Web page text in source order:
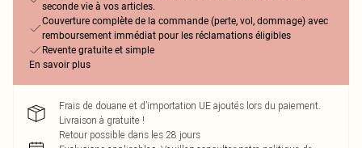
seconde vie à vos articles.
Couverture complète de la commande (perte, vol, dommage) avec
remboursement immédiat pour les réclamations éligibles
Revente gratuite et simple
En savoir plus
Frais de douane et d’importation UE ajoutés lors du paiement.
Livraison à gratuite !
Retour possible dans les 28 jours